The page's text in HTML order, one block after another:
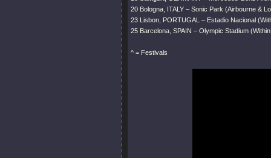
20 Bologna, ITALY – Sonic Park (Airbourne &
23 Lisbon, PORTUGAL – Estadio Nacional
25 Barcelona, SPAIN – Olympic Stadium
^ = Festivals